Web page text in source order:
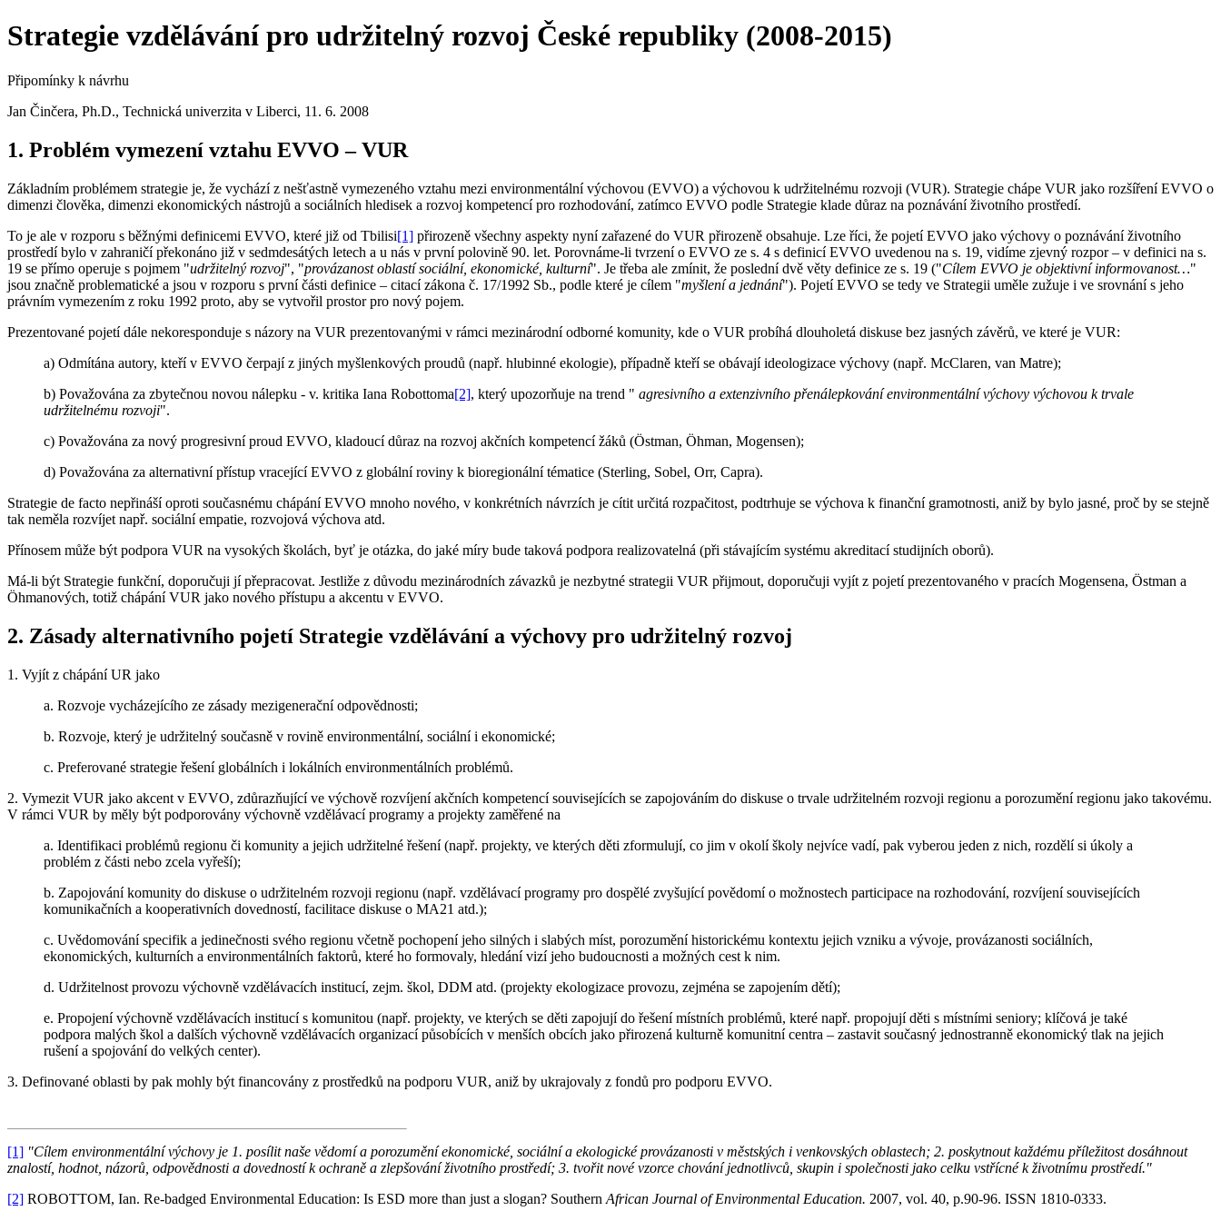
Strategie vzdělávání pro udržitelný rozvoj České republiky (2008-2015)
Připomínky k návrhu
Jan Činčera, Ph.D., Technická univerzita v Liberci, 11. 6. 2008
1. Problém vymezení vztahu EVVO – VUR
Základním problémem strategie je, že vychází z nešťastně vymezeného vztahu mezi environmentální výchovou (EVVO) a výchovou k udržitelnému rozvoji (VUR). Strategie chápe VUR jako rozšíření EVVO o
dimenzi člověka, dimenzi ekonomických nástrojů a sociálních hledisek a rozvoj kompetencí pro rozhodování, zatímco EVVO podle Strategie klade důraz na poznávání životního prostředí.
To je ale v rozporu s běžnými definicemi EVVO, které již od Tbilisi[1] přirozeně všechny aspekty nyní zařazené do VUR přirozeně obsahuje. Lze říci, že pojetí EVVO jako výchovy o poznávání životního
prostředí bylo v zahraničí překonáno již v sedmdesátých letech a u nás v první polovině 90. let. Porovnáme-li tvrzení o EVVO ze s. 4 s definicí EVVO uvedenou na s. 19, vidíme zjevný rozpor – v definici na s.
19 se přímo operuje s pojmem "udržitelný rozvoj", "provázanost oblastí sociální, ekonomické, kulturní". Je třeba ale zmínit, že poslední dvě věty definice ze s. 19 ("Cílem EVVO je objektivní informovanost…"
jsou značně problematické a jsou v rozporu s první části definice – citací zákona č. 17/1992 Sb., podle které je cílem "myšlení a jednání"). Pojetí EVVO se tedy ve Strategii uměle zužuje i ve srovnání s jeho
právním vymezením z roku 1992 proto, aby se vytvořil prostor pro nový pojem.
Prezentované pojetí dále nekoresponduje s názory na VUR prezentovanými v rámci mezinárodní odborné komunity, kde o VUR probíhá dlouholetá diskuse bez jasných závěrů, ve které je VUR:
a) Odmítána autory, kteří v EVVO čerpají z jiných myšlenkových proudů (např. hlubinné ekologie), případně kteří se obávají ideologizace výchovy (např. McClaren, van Matre);
b) Považována za zbytečnou novou nálepku - v. kritika Iana Robottoma[2], který upozorňuje na trend " agresivního a extenzivního přenálepkování environmentální výchovy výchovou k trvale
udržitelnému rozvoji".
c) Považována za nový progresivní proud EVVO, kladoucí důraz na rozvoj akčních kompetencí žáků (Östman, Öhman, Mogensen);
d) Považována za alternativní přístup vracející EVVO z globální roviny k bioregionální tématice (Sterling, Sobel, Orr, Capra).
Strategie de facto nepřináší oproti současnému chápání EVVO mnoho nového, v konkrétních návrzích je cítit určitá rozpačitost, podtrhuje se výchova k finanční gramotnosti, aniž by bylo jasné, proč by se stejně
tak neměla rozvíjet např. sociální empatie, rozvojová výchova atd.
Přínosem může být podpora VUR na vysokých školách, byť je otázka, do jaké míry bude taková podpora realizovatelná (při stávajícím systému akreditací studijních oborů).
Má-li být Strategie funkční, doporučuji jí přepracovat. Jestliže z důvodu mezinárodních závazků je nezbytné strategii VUR přijmout, doporučuji vyjít z pojetí prezentovaného v pracích Mogensena, Östman a
Öhmanových, totiž chápání VUR jako nového přístupu a akcentu v EVVO.
2. Zásady alternativního pojetí Strategie vzdělávání a výchovy pro udržitelný rozvoj
1. Vyjít z chápání UR jako
a. Rozvoje vycházejícího ze zásady mezigenerační odpovědnosti;
b. Rozvoje, který je udržitelný současně v rovině environmentální, sociální i ekonomické;
c. Preferované strategie řešení globálních i lokálních environmentálních problémů.
2. Vymezit VUR jako akcent v EVVO, zdůrazňující ve výchově rozvíjení akčních kompetencí souvisejících se zapojováním do diskuse o trvale udržitelném rozvoji regionu a porozumění regionu jako takovému.
V rámci VUR by měly být podporovány výchovně vzdělávací programy a projekty zaměřené na
a. Identifikaci problémů regionu či komunity a jejich udržitelné řešení (např. projekty, ve kterých děti zformulují, co jim v okolí školy nejvíce vadí, pak vyberou jeden z nich, rozdělí si úkoly a
problém z části nebo zcela vyřeší);
b. Zapojování komunity do diskuse o udržitelném rozvoji regionu (např. vzdělávací programy pro dospělé zvyšující povědomí o možnostech participace na rozhodování, rozvíjení souvisejících
komunikačních a kooperativních dovedností, facilitace diskuse o MA21 atd.);
c. Uvědomování specifik a jedinečnosti svého regionu včetně pochopení jeho silných i slabých míst, porozumění historickému kontextu jejich vzniku a vývoje, provázanosti sociálních,
ekonomických, kulturních a environmentálních faktorů, které ho formovaly, hledání vizí jeho budoucnosti a možných cest k nim.
d. Udržitelnost provozu výchovně vzdělávacích institucí, zejm. škol, DDM atd. (projekty ekologizace provozu, zejména se zapojením dětí);
e. Propojení výchovně vzdělávacích institucí s komunitou (např. projekty, ve kterých se děti zapojují do řešení místních problémů, které např. propojují děti s místními seniory; klíčová je také
podpora malých škol a dalších výchovně vzdělávacích organizací působících v menších obcích jako přirozená kulturně komunitní centra – zastavit současný jednostranně ekonomický tlak na jejich
rušení a spojování do velkých center).
3. Definované oblasti by pak mohly být financovány z prostředků na podporu VUR, aniž by ukrajovaly z fondů pro podporu EVVO.
[1] "Cílem environmentální výchovy je 1. posílit naše vědomí a porozumění ekonomické, sociální a ekologické provázanosti v městských i venkovských oblastech; 2. poskytnout každému příležitost dosáhnout
znalostí, hodnot, názorů, odpovědnosti a dovedností k ochraně a zlepšování životního prostředí; 3. tvořit nové vzorce chování jednotlivců, skupin i společnosti jako celku vstřícné k životnímu prostředí."
[2] ROBOTTOM, Ian. Re-badged Environmental Education: Is ESD more than just a slogan? Southern African Journal of Environmental Education. 2007, vol. 40, p.90-96. ISSN 1810-0333.